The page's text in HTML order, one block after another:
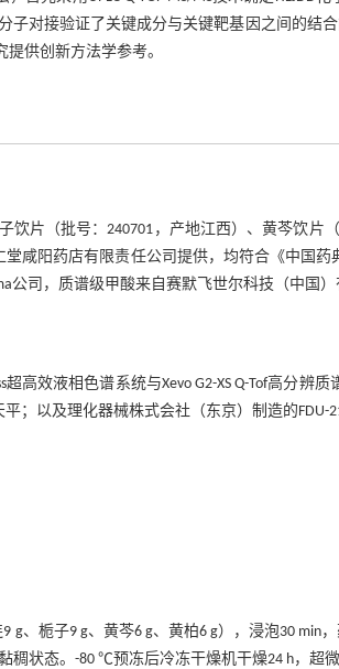
子对接验证了关键成分与关键靶基因之间的结
供创新方法学参考。
饮片（批号：240701，产地江西）、黄芩饮片
咸阳药店有限责任公司提供，均符合《中国
公司，质谱级甲酸来自赛默飞世尔科技（中国）
超高效液相色谱系统与Xevo G2-XS Q-Tof高分
；以及理化器械株式会社（东京）制造的FDU-
、栀子9 g、黄芩6 g、黄柏6 g），浸泡30 min
稠状态。-80 ℃预冻后冷冻干燥机干燥24 h，超